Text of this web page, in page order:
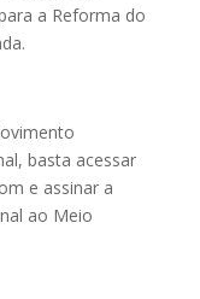
a Reforma do
basta acessar
e assinar a
ao Meio